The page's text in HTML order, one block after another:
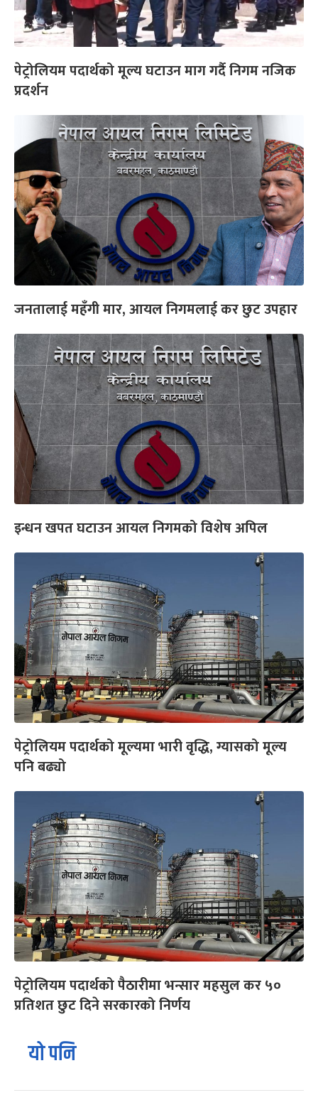
पेट्रोलियम पदार्थको मूल्य घटाउन माग गर्दै निगम नजिक
प्रदर्शन
जनतालाई महँगी मार, आयल निगमलाई कर छुट उपहार
इन्धन खपत घटाउन आयल निगमको विशेष अपिल
पेट्रोलियम पदार्थको मूल्यमा भारी वृद्धि, ग्यासको मूल्य
पनि बढ्यो
पेट्रोलियम पदार्थको पैठारीमा भन्सार महसुल कर ५०
प्रतिशत छुट दिने सरकारको निर्णय
यो पनि